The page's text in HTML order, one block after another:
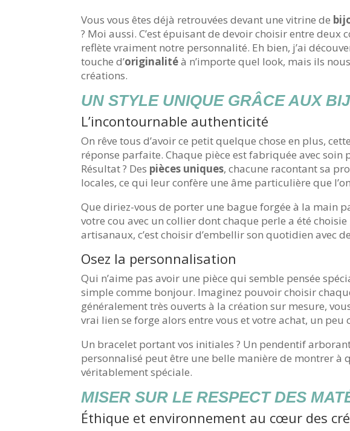
Vous vous êtes déjà retrouvées devant une vitrine de
? Moi aussi. C’est épuisant de devoir choisir entre
reflète vraiment notre personnalité. Eh bien, j’ai
touche d’originalitéà n’importe quel look, mais ils
créations.
UN STYLE UNIQUE GRÂCE AUX
L’incontournable authenticité
On rêve tous d’avoir ce petit quelque chose en plus,
réponse parfaite. Chaque pièce est fabriquée avec
Résultat ? Des pièces uniques, chacune racontant sa
locales, ce qui leur confère une âme particulière que
Que diriez-vous de porter une bague forgée à la main
votre cou avec un collier dont chaque perle a été
artisanaux, c’est choisir d’embellir son quotidien avec
Osez la personnalisation
Qui n’aime pas avoir une pièce qui semble pensée
simple comme bonjour. Imaginez pouvoir choisir
généralement très ouverts à la création sur mesure,
vrai lien se forge alors entre vous et votre achat, un
Un bracelet portant vos initiales ? Un pendentif
personnalisé peut être une belle manière de montrer
véritablement spéciale.
MISER SUR LE RESPECT DES
Éthique et environnement au cœur des